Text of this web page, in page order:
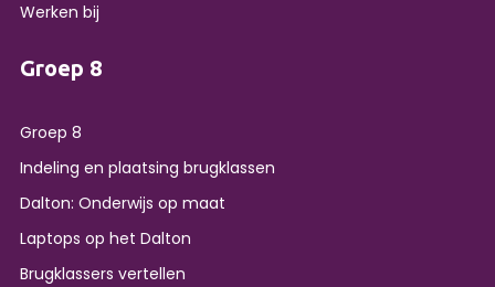
Werken bij
Groep 8
Groep 8
Indeling en plaatsing brugklassen
Dalton: Onderwijs op maat
Laptops op het Dalton
Brugklassers vertellen